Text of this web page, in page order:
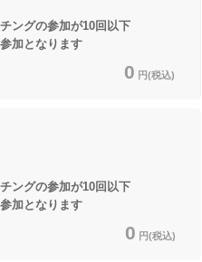
ングの参加が10回以下
なります
0 円(税込)
ングの参加が10回以下
なります
0 円(税込)